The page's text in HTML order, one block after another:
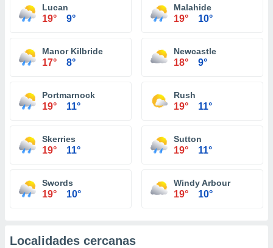
Lucan
19° 9°
Malahide
19° 10°
Manor Kilbride
17° 8°
Newcastle
18° 9°
Portmarnock
19° 11°
Rush
19° 11°
Skerries
19° 11°
Sutton
19° 11°
Swords
19° 10°
Windy Arbour
19° 10°
Localidades cercanas